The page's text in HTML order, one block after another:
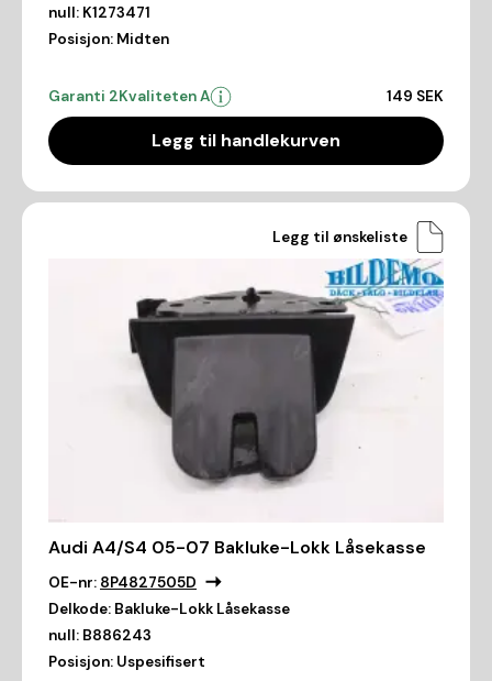
null: K1273471
Posisjon: Midten
Garanti 2Kvaliteten A 149 SEK
Legg til handlekurven
Legg til ønskeliste
Audi A4/S4 05-07 Bakluke-Lokk Låsekasse
OE-nr: 8P4827505D
Delkode: Bakluke-Lokk Låsekasse
null: B886243
Posisjon: Uspesifisert